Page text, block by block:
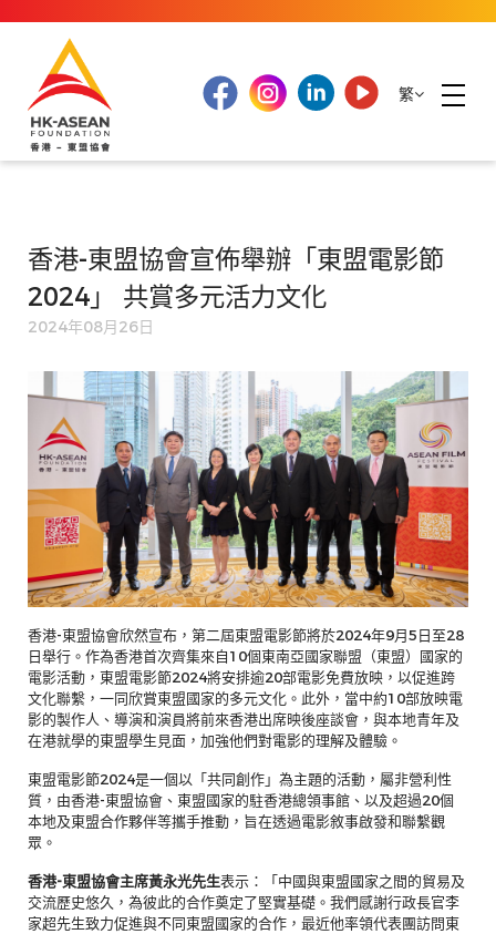
繁
香港-東盟協會宣佈舉辦「東盟電影節
2024」 共賞多元活力文化
2024年08月26日
香港-東盟協會欣然宣布，第二屆東盟電影節將於2024年9月5日至28
日舉行。作為香港首次齊集來自10個東南亞國家聯盟（東盟）國家的
電影活動，東盟電影節2024將安排逾20部電影免費放映，以促進跨
文化聯繫，一同欣賞東盟國家的多元文化。此外，當中約10部放映電
影的製作人、導演和演員將前來香港出席映後座談會，與本地青年及
在港就學的東盟學生見面，加強他們對電影的理解及體驗。
東盟電影節2024是一個以「共同創作」為主題的活動，屬非營利性
質，由香港-東盟協會、東盟國家的駐香港總領事館、以及超過20個
本地及東盟合作夥伴等攜手推動，旨在透過電影敘事啟發和聯繫觀
眾。
香港-東盟協會主席黃永光先生表示：「中國與東盟國家之間的貿易及
交流歷史悠久，為彼此的合作奠定了堅實基礎。我們感謝行政長官李
家超先生致力促進與不同東盟國家的合作，最近他率領代表團訪問東